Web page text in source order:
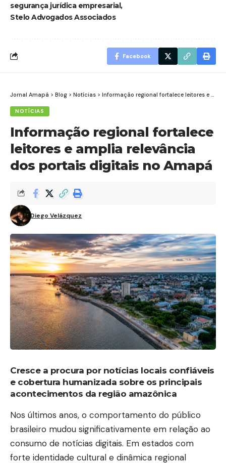
segurança jurídica empresarial
Stelo Advogados Associados
Facebook
Jornal Amapá > Blog > Notícias > Informação regional fortalece leitores e amplia relevância dos portais digitais no Amapá
NOTÍCIAS
Informação regional fortalece
leitores e amplia relevância
dos portais digitais no Amapá
Diego Velázquez
Cresce a procura por notícias locais confiáveis
e cobertura humanizada sobre os principais
acontecimentos da região amazônica
Nos últimos anos, o comportamento do público
brasileiro mudou significativamente em relação ao
consumo de notícias digitais. Em estados com
forte identidade cultural e dinâmica regional